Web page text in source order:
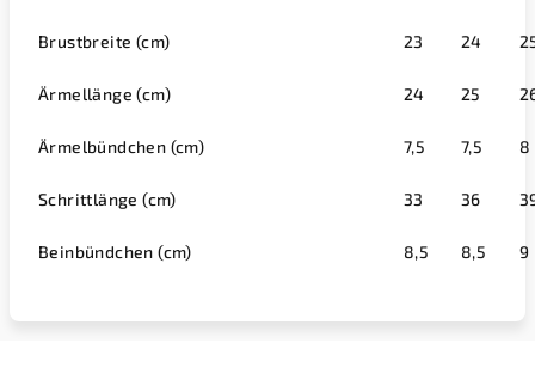
Brustbreite (cm) 23 24
Ärmellänge (cm) 24 25
Ärmelbündchen (cm) 7,5 7,5 8
Schrittlänge (cm) 33 36
Beinbündchen (cm) 8,5 8,5 9